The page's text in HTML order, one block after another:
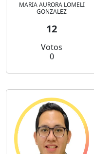
MARIA AURORA LOMELI
GONZALEZ
12
Votos
0